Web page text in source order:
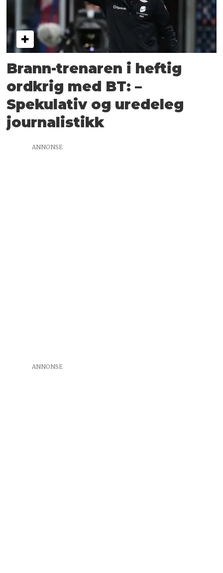
Brann-trenaren i heftig
ordkrig med BT: –
Spekulativ og uredeleg
journalistikk
ANNONSE
ANNONSE